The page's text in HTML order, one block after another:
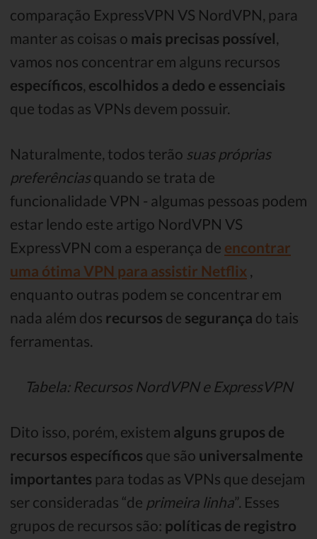
comparação ExpressVPN VS NordVPN, para
manter as coisas o mais precisas possível
vamos nos concentrar em alguns recursos
específicos escolhidos a dedo e essenciais
que todas as VPNs devem possuir.
Naturalmente, todos terão suas próprias
preferênciasquando se trata de
funcionalidade VPN - algumas pessoas podem
estar lendo este artigo NordVPN VS
ExpressVPN com a esperança de encontrar
uma ótima VPN para assistir Netflix
enquanto outras podem se concentrar em
nada além dos recursos de segurança do tais
ferramentas.
Tabela: Recursos NordVPN e ExpressVPN
Dito isso, porém, existem alguns grupos de
recursos específicos que são universalmente
importantes para todas as VPNs que desejam
ser consideradas “de primeira linha”. Esses
grupos de recursos são: políticas de registro